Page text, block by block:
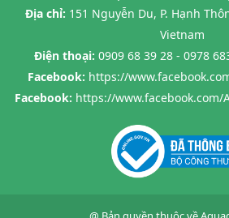
Địa chỉ: 151 Nguyễn Du, P. Hạnh
Vietnam
Điện thoại: 0909 68 39 28 - 0978
Facebook: https://
Facebook: https://www.facebook.com/